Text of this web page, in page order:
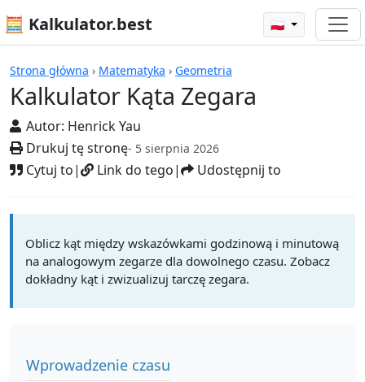
🧮 Kalkulator.best 🇵🇱
Strona główna › Matematyka › Geometria
Kalkulator Kąta Zegara
Autor: Henrick Yau
Drukuj tę stronę- 5 sierpnia 2026
Cytuj to| Link do tego| Udostępnij to
Kalkulatory
Oblicz kąt między wskazówkami godzinową i minutową
na analogowym zegarze dla dowolnego czasu. Zobacz
dokładny kąt i zwizualizuj tarczę zegara.
Wprowadzenie czasu